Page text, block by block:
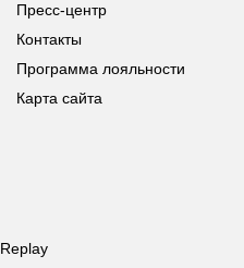
Пресс-центр
Контакты
Программа лояльности
Карта сайта
Replay